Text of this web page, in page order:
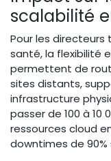
scalabilité
Pour les directeurs
santé, la flexibilité
permettent de
sites distants,
infrastructure
passer de 100 à 10
ressources cloud
downtimes de